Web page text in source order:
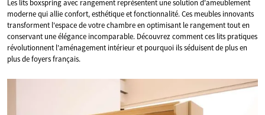
Les lits boxspring avec rangement représentent une solution d'ameublement
moderne qui allie confort, esthétique et fonctionnalité. Ces meubles innovants
transforment l'espace de votre chambre en optimisant le rangement tout en
conservant une élégance incomparable. Découvrez comment ces lits pratiques
révolutionnent l'aménagement intérieur et pourquoi ils séduisent de plus en
plus de foyers français.